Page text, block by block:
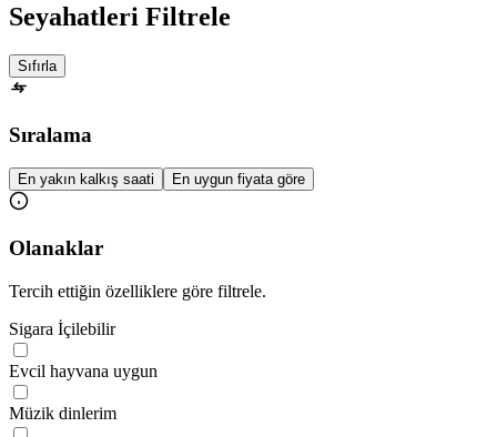
Seyahatleri Filtrele
Sıfırla
Sıralama
En yakın kalkış saati En uygun fiyata göre
Olanaklar
Tercih ettiğin özelliklere göre filtrele.
Sigara İçilebilir
Evcil hayvana uygun
Müzik dinlerim